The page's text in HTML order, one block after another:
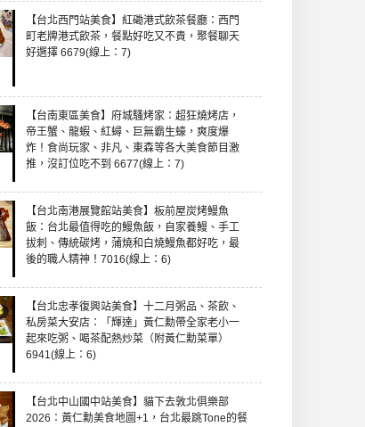
【台北西門站美食】紅磡港式飲茶餐廳：西門
町老牌港式飲茶，餐點好吃又不貴，聚餐聊天
好選擇 6679(線上：7)
【台南東區美食】府城騷烤家：超狂燒烤店，
帝王蟹、龍蝦、紅蟳、巨無霸生蠔，爽度爆
炸！食尚玩家、非凡、東森等各大美食節目激
推，沒訂位吃不到 6677(線上：7)
【台北南港展覽館站美食】板前屋炭烤鰻魚
飯：台北最值得吃的鰻魚飯，自家養鰻、手工
拔刺、傳統碳烤，蒲燒和白燒鰻魚都好吃，最
後的職人精神！7016(線上：6)
【台北忠孝復興站美食】十二月粥品、茶飲、
私房菜大安店：「輝達」黃仁勳帶全家老小一
起來吃粥、喝茶配熱炒菜（附黃仁勳菜單）
6941(線上：6)
【台北中山國中站美食】貓下去敦北俱樂部
2026：黃仁勳美食地圖+1，台北最跳Tone的餐